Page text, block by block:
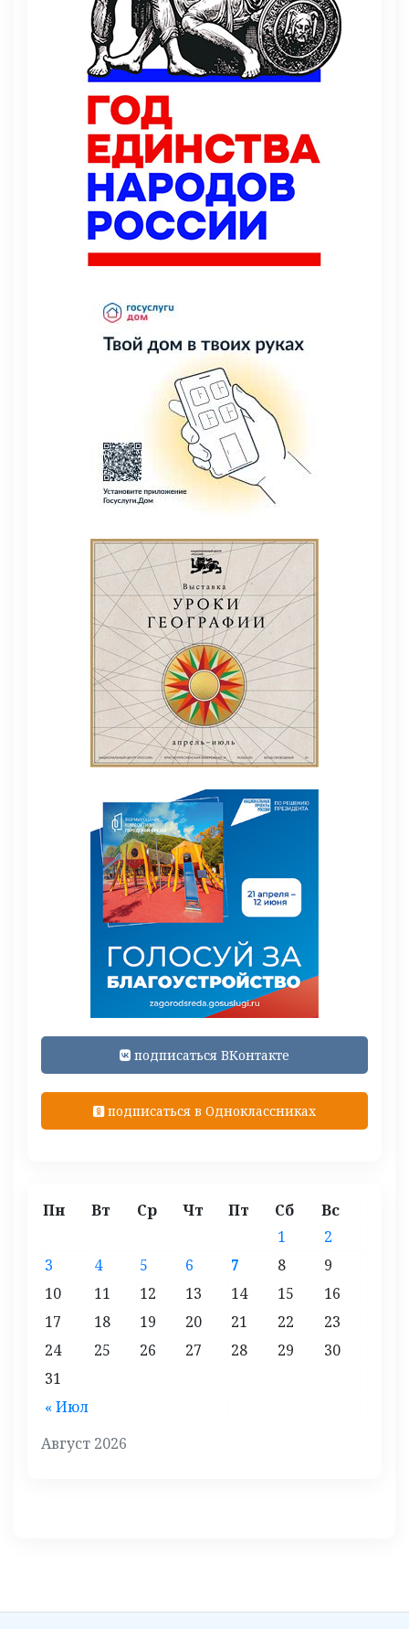
подписаться ВКонтакте
подписаться в Одноклассниках
Август 2026
Пн Вт Ср Чт Пт Сб Вс
« Июл
1
2
3
4 5 6 7 8
9
10
11 12 13 14 15
16
17
18 19 20 21 22
23
24
25 26 27 28 29
30
31